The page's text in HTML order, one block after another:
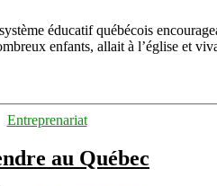
est
devenu
éducatif québécois
enfants, allait à l’église et
Catégories
Entreprenariat
au Québec